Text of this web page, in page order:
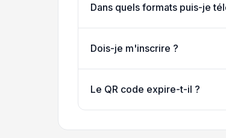
Dans quels formats puis-je
Dois-je m'inscrire ?
Le QR code expire-t-il ?